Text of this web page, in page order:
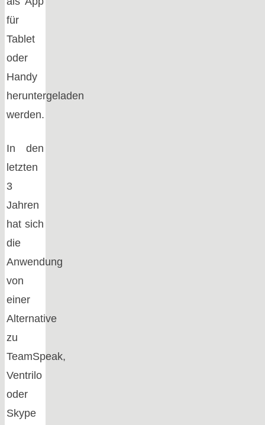
für
Tablet
oder
Handy
heruntergeladen
werden.
In den
letzten
3
Jahren
hat sich
die
Anwendung
von
einer
Alternative
zu
TeamSpeak,
Ventrilo
oder
Skype